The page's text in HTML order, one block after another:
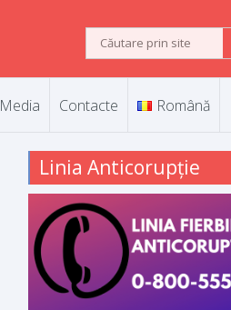
Media Contacte Română
Linia Anticorupție